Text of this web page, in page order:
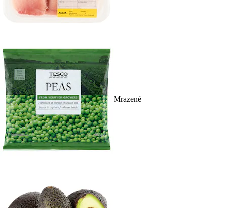
Mrazené